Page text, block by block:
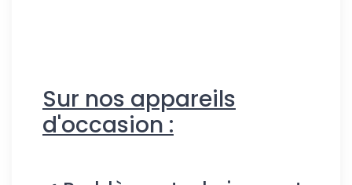
Sur nos appareils
d'occasion :